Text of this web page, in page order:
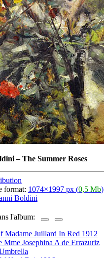
–The Summer Roses
format: 1074×1997 px (0,5 Mb)
Boldini
l'album: